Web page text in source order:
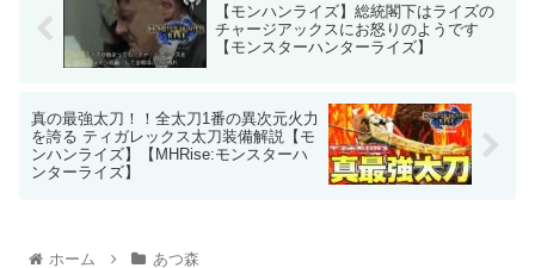
【モンハンライズ】総統閣下はライズの
チャージアックスにお怒りのようです
【モンスターハンターライズ】
真の最強太刀！！全太刀1番の異次元火力
を誇る ティガレックス太刀装備解説【モ
ンハンライズ】【MHRise:モンスターハ
ンターライズ】
ホーム あつ森